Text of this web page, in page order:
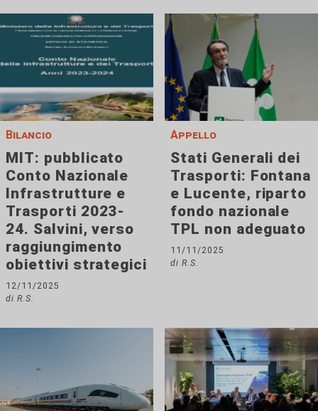
Bilancio
MIT: pubblicato
Conto Nazionale
Infrastrutture e
Trasporti 2023-
24. Salvini, verso
raggiungimento
obiettivi strategici
12/11/2025
di R.S.
Appello
Stati Generali dei
Trasporti: Fontana
e Lucente, riparto
fondo nazionale
TPL non adeguato
11/11/2025
di R.S.